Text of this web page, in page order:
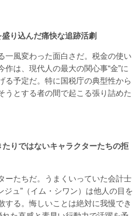
り込んだ痛快な追跡活劇
一風変わった面白さだ。税金の使い
は、現代人の最大の関心事“金”に
る予定だ。特に国税庁の典型性から
うとする者の間で起こる張り詰めた
りではないキャラクターたちの拒
ーたちだ。うまくいっていた会計士
ュ”（イム・シワン）は他人の目を
する。悔しいことは絶対に我慢でき